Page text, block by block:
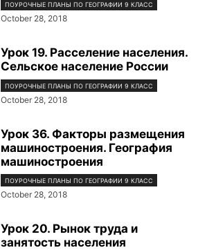
ПОУРОЧНЫЕ ПЛАНЫ ПО ГЕОГРАФИИ 9 КЛАСС
October 28, 2018
Урок 19. Расселение населения.
Сельское население России
ПОУРОЧНЫЕ ПЛАНЫ ПО ГЕОГРАФИИ 9 КЛАСС
October 28, 2018
Урок 36. Факторы размещения
машиностроения. География
машиностроения
ПОУРОЧНЫЕ ПЛАНЫ ПО ГЕОГРАФИИ 9 КЛАСС
October 28, 2018
Урок 20. Рынок труда и
занятость населения